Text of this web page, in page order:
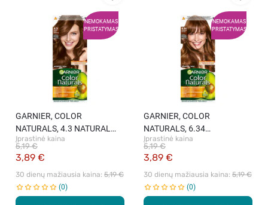
NEMOKAMAS
PRISTATYMAS
GARNIER, COLOR
NATURALS, 4.3 NATURAL
GOLDEN BROWN,
maitinamieji plaukų dažai, 1
Įprastinė kaina
3,89 €
5,19 €
30 dienų mažiausia kaina: 5,19 €
0
NEMOKAMAS
PRISTATYMAS
GARNIER, COLOR
NATURALS, 6.34
CHOCOLATE, maitinamieji
plaukų dažai, 1 vnt.
Įprastinė kaina
3,89 €
5,19 €
30 dienų mažiausia kaina: 5,19 €
0